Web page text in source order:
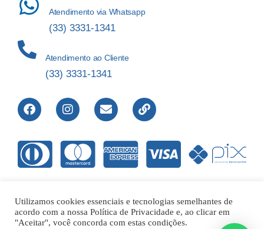
Atendimento via Whatsapp
(33) 3331-1341
Atendimento ao Cliente
(33) 3331-1341
Direitos Reservados © 2012-2022 Laboratório de Análises Apolo
Utilizamos cookies essenciais e tecnologias semelhantes de
acordo com a nossa Política de Privacidade e, ao clicar em
"Aceitar", você concorda com estas condições.